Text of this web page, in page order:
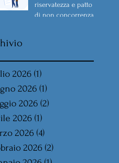
riservatezza e patto
di non concorrenza
2026 (1)
2026 (1)
2026 (2)
2026 (1)
2026 (4)
2026 (2)